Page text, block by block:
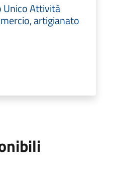
Unico Attività
artigianato